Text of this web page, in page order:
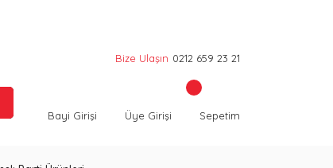
Bize Ulaşın 0212 659 23 21
Bayi Girişi Üye Girişi Sepetim